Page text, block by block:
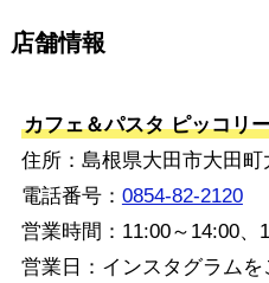
店舗情報
カフェ＆パスタ ピッコリ
住所：島根県大田市大田町
電話番号： 0854-82-2120
営業時間：11:00～14:00、
営業日：インスタグラム